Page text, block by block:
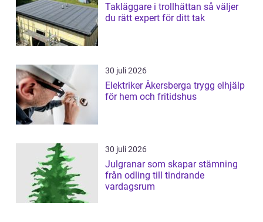
Takläggare i trollhättan så väljer
du rätt expert för ditt tak
30 juli 2026
Elektriker Åkersberga trygg elhjälp
för hem och fritidshus
30 juli 2026
Julgranar som skapar stämning
från odling till tindrande
vardagsrum